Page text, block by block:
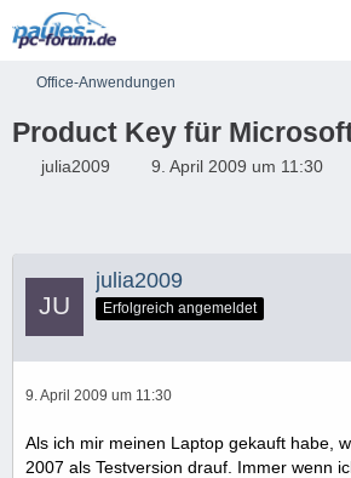
Office-Anwendungen
Product Key für
julia2009 9. April 2009 um 11:30
julia2009
Erfolgreich angemeldet
9. April 2009 um 11:30
Als ich mir meinen Laptop gekauft habe,
2007 als Testversion drauf. Immer wenn